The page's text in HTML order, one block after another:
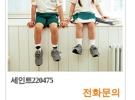
세인트220475
전화문의